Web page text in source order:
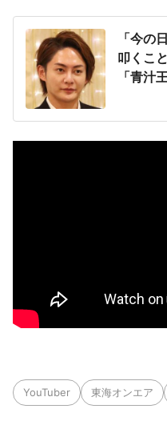
「今の
叩くこ
「青汁
YouTuber 東海オンエア